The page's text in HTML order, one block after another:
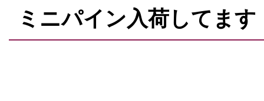
ミニパイン入荷してます